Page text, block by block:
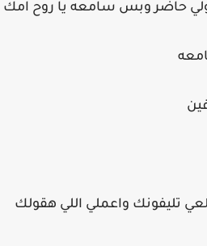
حاضر وبس سامعه يا روح امك
واعملي اللي هقولك